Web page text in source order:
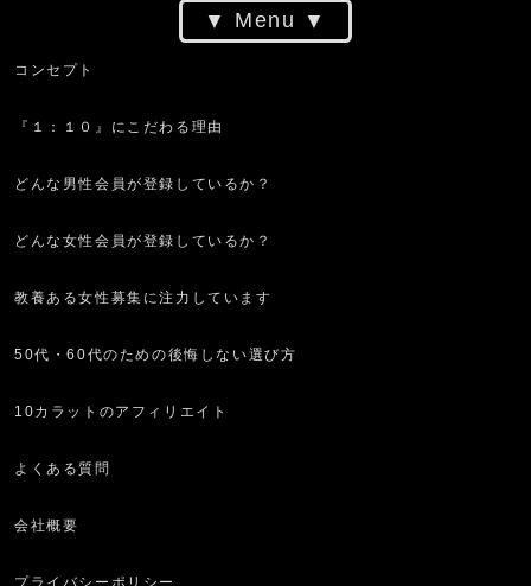
Menu
コンセプト
『１：１０』にこだわる理由
どんな男性会員が登録しているか？
どんな女性会員が登録しているか？
教養ある女性募集に注力しています
50代・60代のための後悔しない選び方
10カラットのアフィリエイト
よくある質問
会社概要
プライバシーポリシー